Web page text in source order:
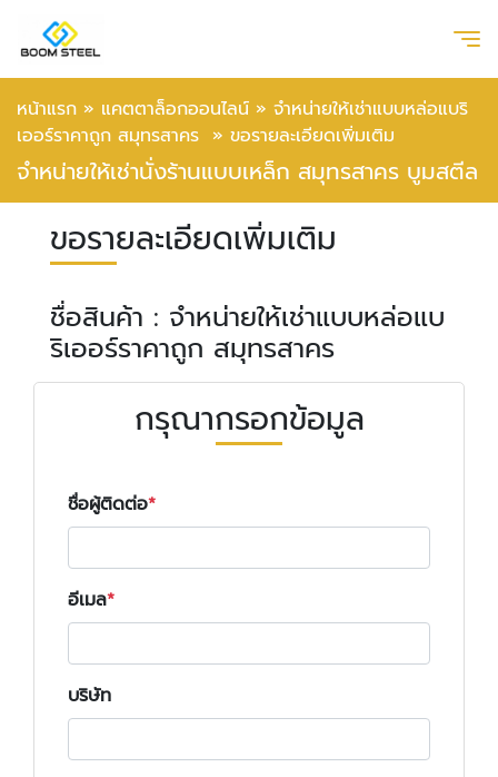
หน้าแรก » แคตตาล็อกออนไลน์ » จำหน่ายให้เช่าแบบหล่อแบริ
เออร์ราคาถูก สมุทรสาคร » ขอรายละเอียดเพิ่มเติม
จำหน่ายให้เช่านั่งร้านแบบเหล็ก สมุทรสาคร บูมสตีล
ขอรายละเอียดเพิ่มเติม
ชื่อสินค้า : จำหน่ายให้เช่าแบบหล่อแบ
ริเออร์ราคาถูก สมุทรสาคร
กรุณากรอกข้อมูล
ชื่อผู้ติดต่อ
อีเมล
บริษัท